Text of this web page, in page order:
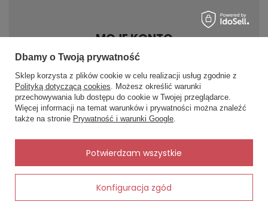
MOJE KONTO
INFORMACJE
POMOC
×
✨ Asystent zakupowy
Napisz czego szukasz — pokażę
gotowe propozycje.
Dbamy o Twoją prywatność
Sklep korzysta z plików cookie w celu realizacji usług zgodnie z
Polityką dotyczącą cookies. Możesz określić warunki
przechowywania lub dostępu do cookie w Twojej przeglądarce.
Więcej informacji na temat warunków i prywatności można znaleźć
także na stronie Prywatność i warunki Google.
Konfiguracja zgód
Potwierdzam wszystkie